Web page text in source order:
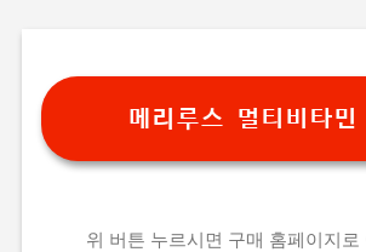
메리루스 멀티비타민
위 버튼 누르시면 구매 홈페이지로